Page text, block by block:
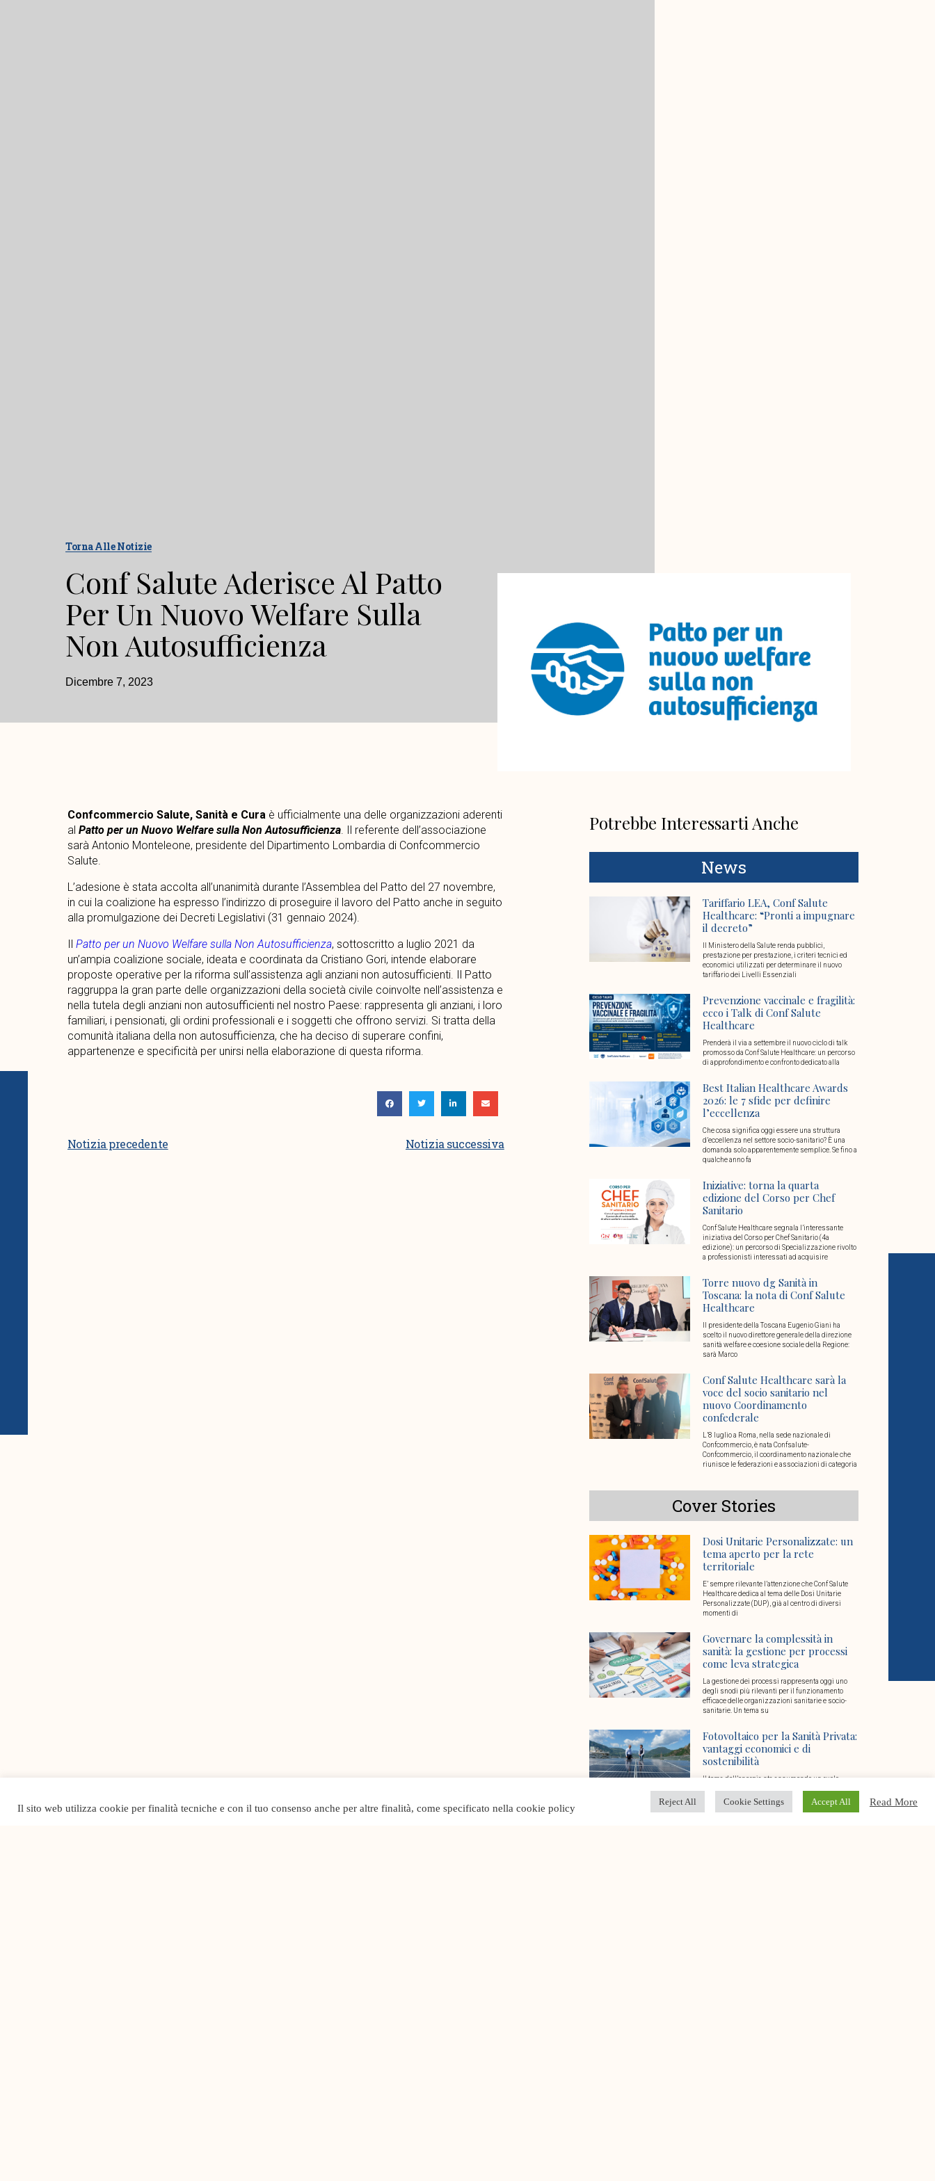
Torna Alle Notizie
Conf Salute Aderisce Al Patto
Per Un Nuovo Welfare Sulla
Non Autosufficienza
Dicembre 7, 2023
Confcommercio Salute, Sanità e Cura è ufficialmente una delle organizzazioni aderenti
al Patto per un Nuovo Welfare sulla Non Autosufficienza. Il referente dell’associazione
sarà Antonio Monteleone, presidente del Dipartimento Lombardia di Confcommercio
Salute.
L’adesione è stata accolta all’unanimità durante l’Assemblea del Patto del 27 novembre,
in cui la coalizione ha espresso l’indirizzo di proseguire il lavoro del Patto anche in seguito
alla promulgazione dei Decreti Legislativi (31 gennaio 2024).
Il Patto per un Nuovo Welfare sulla Non Autosufficienza, sottoscritto a luglio 2021 da
un’ampia coalizione sociale, ideata e coordinata da Cristiano Gori, intende elaborare
proposte operative per la riforma sull’assistenza agli anziani non autosufficienti. Il Patto
raggruppa la gran parte delle organizzazioni della società civile coinvolte nell’assistenza e
nella tutela degli anziani non autosufficienti nel nostro Paese: rappresenta gli anziani, i loro
familiari, i pensionati, gli ordini professionali e i soggetti che offrono servizi. Si tratta della
comunità italiana della non autosufficienza, che ha deciso di superare confini,
appartenenze e specificità per unirsi nella elaborazione di questa riforma.
Notizia precedente Notizia successiva
Potrebbe Interessarti Anche
News
Tariffario LEA, Conf Salute
Healthcare: “Pronti a impugnare
il decreto”
Il Ministero della Salute renda pubblici,
prestazione per prestazione, i criteri tecnici ed
economici utilizzati per determinare il nuovo
tariffario dei Livelli Essenziali
Prevenzione vaccinale e fragilità:
ecco i Talk di Conf Salute
Healthcare
Prenderà il via a settembre il nuovo ciclo di talk
promosso da Conf Salute Healthcare: un percorso
di approfondimento e confronto dedicato alla
Best Italian Healthcare Awards
2026: le 7 sfide per definire
l’eccellenza
Che cosa significa oggi essere una struttura
d’eccellenza nel settore socio-sanitario? È una
domanda solo apparentemente semplice. Se fino a
qualche anno fa
Iniziative: torna la quarta
edizione del Corso per Chef
Sanitario
Conf Salute Healthcare segnala l’interessante
iniziativa del Corso per Chef Sanitario (4a
edizione): un percorso di Specializzazione rivolto
a professionisti interessati ad acquisire
Torre nuovo dg Sanità in
Toscana: la nota di Conf Salute
Healthcare
Il presidente della Toscana Eugenio Giani ha
scelto il nuovo direttore generale della direzione
sanità welfare e coesione sociale della Regione:
sarà Marco
Conf Salute Healthcare sarà la
voce del socio sanitario nel
nuovo Coordinamento
confederale
L’8 luglio a Roma, nella sede nazionale di
Confcommercio, è nata Confsalute-
Confcommercio, il coordinamento nazionale che
riunisce le federazioni e associazioni di categoria
Cover Stories
Dosi Unitarie Personalizzate: un
tema aperto per la rete
territoriale
E’ sempre rilevante l’attenzione che Conf Salute
Healthcare dedica al tema delle Dosi Unitarie
Personalizzate (DUP), già al centro di diversi
momenti di
Governare la complessità in
sanità: la gestione per processi
come leva strategica
La gestione dei processi rappresenta oggi uno
degli snodi più rilevanti per il funzionamento
efficace delle organizzazioni sanitarie e socio-
sanitarie. Un tema su
Fotovoltaico per la Sanità Privata:
vantaggi economici e di
sostenibilità
Il tema dell’energia sta assumendo un ruolo
l’esigenza di garantire ogni giorno continuità di
Il sito web utilizza cookie per finalità tecniche e con il tuo consenso anche per altre finalità, come specificato nella cookie policy
Reject All Cookie Settings Accept All Read More